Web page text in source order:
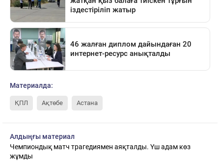
Материалда:
ҚПЛ Ақтөбе Астана
Алдыңғы материал
Чемпиондық матч трагедиямен аяқталды. Үш адам көз
жұмды